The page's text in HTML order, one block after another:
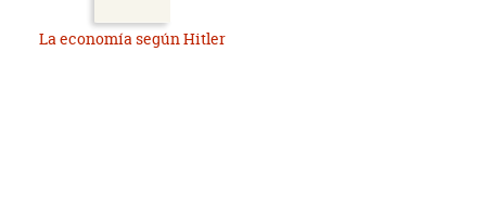
La economía según Hitler